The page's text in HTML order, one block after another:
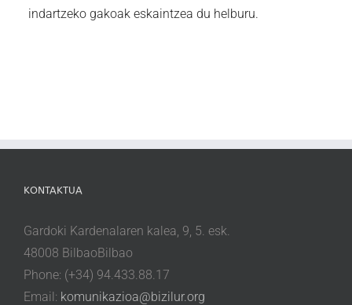
indartzeko gakoak eskaintzea du helburu.
KONTAKTUA
Gardoki Kardenalaren kalea, 9, 5. esk.
48008 BilbaoBilbao
Phone: (+34) 94.433.88.17
Email: komunikazioa@bizilur.org